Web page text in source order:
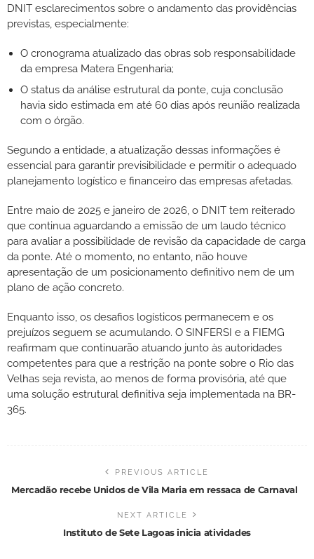
DNIT esclarecimentos sobre o andamento das providências
previstas, especialmente:
O cronograma atualizado das obras sob responsabilidade
da empresa Matera Engenharia;
O status da análise estrutural da ponte, cuja conclusão
havia sido estimada em até 60 dias após reunião realizada
com o órgão.
Segundo a entidade, a atualização dessas informações é
essencial para garantir previsibilidade e permitir o adequado
planejamento logístico e financeiro das empresas afetadas.
Entre maio de 2025 e janeiro de 2026, o DNIT tem reiterado
que continua aguardando a emissão de um laudo técnico
para avaliar a possibilidade de revisão da capacidade de carga
da ponte. Até o momento, no entanto, não houve
apresentação de um posicionamento definitivo nem de um
plano de ação concreto.
Enquanto isso, os desafios logísticos permanecem e os
prejuízos seguem se acumulando. O SINFERSI e a FIEMG
reafirmam que continuarão atuando junto às autoridades
competentes para que a restrição na ponte sobre o Rio das
Velhas seja revista, ao menos de forma provisória, até que
uma solução estrutural definitiva seja implementada na BR-
365.
PREVIOUS ARTICLE
Mercadão recebe Unidos de Vila Maria em ressaca de Carnaval
NEXT ARTICLE
Instituto de Sete Lagoas inicia atividades